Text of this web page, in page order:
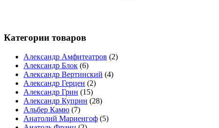
Категории товаров
Александр Амфитеатров (2)
Александр Блок (6)
Александр Вертинский (4)
Александр Герцен (2)
Александр Грин (15)
Александр Куприн (28)
Альбер Камю (7)
Анатолий Мариенгоф (5)